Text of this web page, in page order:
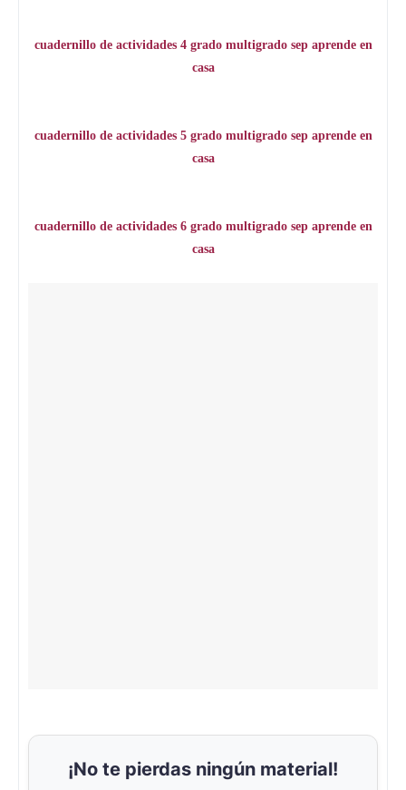
cuadernillo de actividades 4 grado multigrado sep aprende en
casa
cuadernillo de actividades 5 grado multigrado sep aprende en
casa
cuadernillo de actividades 6 grado multigrado sep aprende en
casa
¡No te pierdas ningún material!